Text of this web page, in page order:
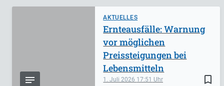
AKTUELLES
bookmark_border
1. Juli 2026 17:51
Ernteausfälle: Warnung
vor möglichen
Preissteigungen bei
Lebensmitteln